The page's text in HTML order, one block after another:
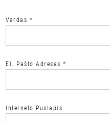
Vardas *
El. Pašto Adresas*
Interneto Puslapis